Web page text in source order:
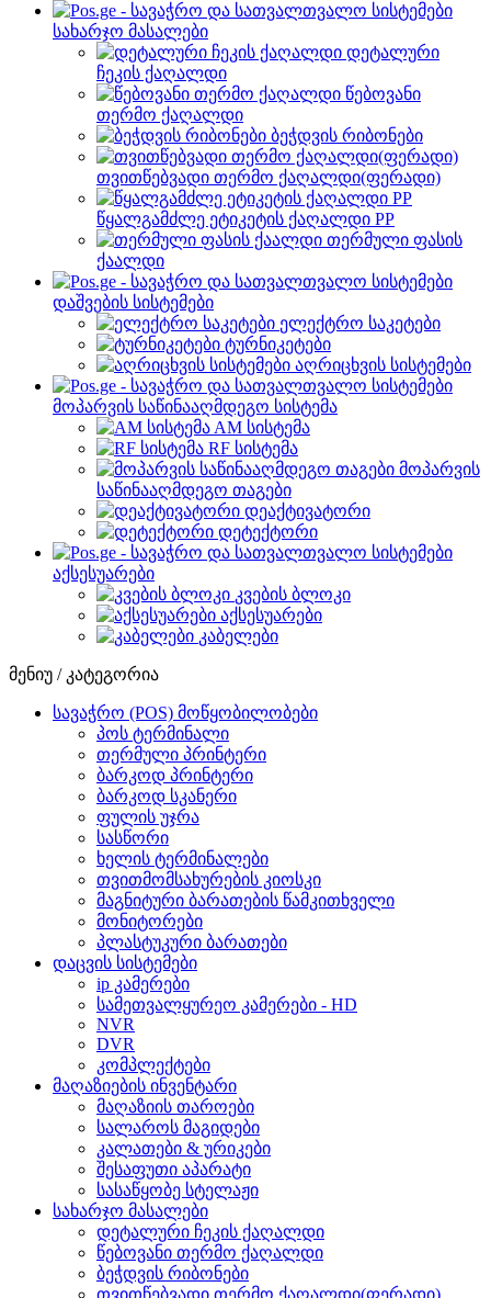
სახარჯო მასალები
დეტალური
ჩეკის ქაღალდი
წებოვანი
თერმო ქაღალდი
ბეჭდვის რიბონები
თვითწებვადი თერმო ქაღალდი(ფერადი)
წყალგამძლე ეტიკეტის ქაღალდი PP
თერმული ფასის
ქაალდი
დაშვების სისტემები
ელექტრო საკეტები
ტურნიკეტები
აღრიცხვის სისტემები
მოპარვის საწინააღმდეგო სისტემა
AM სისტემა
RF სისტემა
მოპარვის
საწინააღმდეგო თაგები
დეაქტივატორი
დეტექტორი
აქსესუარები
კვების ბლოკი
აქსესუარები
კაბელები
მენიუ / კატეგორია
სავაჭრო (POS) მოწყობილობები
პოს ტერმინალი
თერმული პრინტერი
ბარკოდ პრინტერი
ბარკოდ სკანერი
ფულის უჯრა
სასწორი
ხელის ტერმინალები
თვითმომსახურების კიოსკი
მაგნიტური ბარათების წამკითხველი
მონიტორები
პლასტუკური ბარათები
დაცვის სისტემები
ip კამერები
სამეთვალყურეო კამერები - HD
NVR
DVR
კომპლექტები
მაღაზიების ინვენტარი
მაღაზიის თაროები
სალაროს მაგიდები
კალათები & ურიკები
შესაფუთი აპარატი
სასაწყობე სტელაჟი
სახარჯო მასალები
დეტალური ჩეკის ქაღალდი
წებოვანი თერმო ქაღალდი
ბეჭდვის რიბონები
თვითწებვადი თერმო ქაღალდი(ფერადი)